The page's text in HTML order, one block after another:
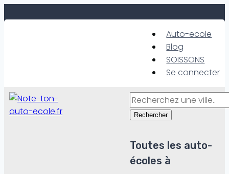
to
Auto-ecole
Blog
SOISSONS
Se connecter
Rechercher
Toutes les auto-
écoles à